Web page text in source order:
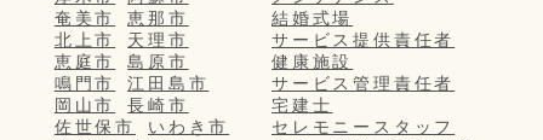
奄美市
恵那市
北上市
天理市
恵庭市
島原市
鳴門市
江田島市
岡山市
長崎市
佐世保市
いわき市
結婚式場
サービス提供責任者
健康施設
サービス管理責任者
宅建士
セレモニースタッフ